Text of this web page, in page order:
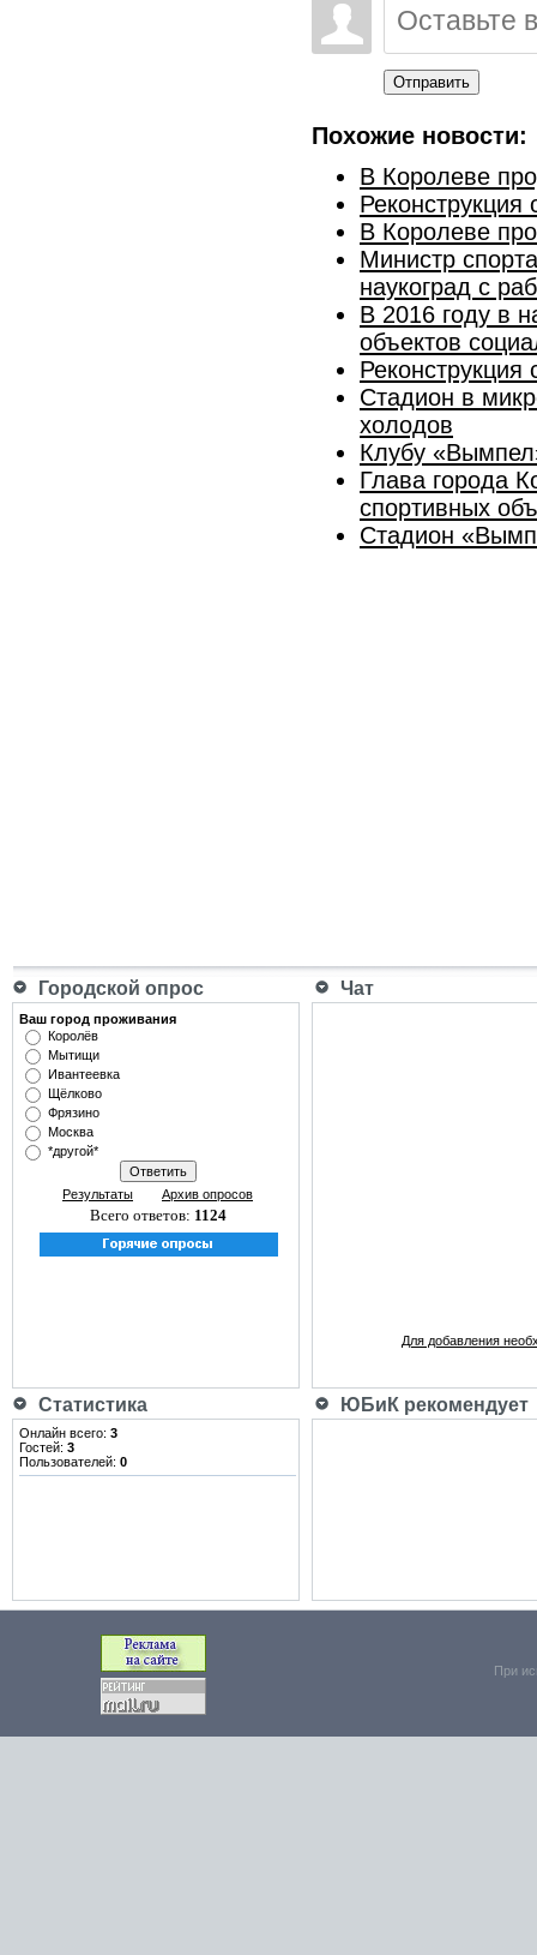
Отправить
Похожие новости:
​В Королеве
В Королеве
Министр
наукоград с
В 2016 году в
объектов
Стадион в
холодов
​Клубу
​Глава города
спортивных
Стадион
Городской опрос Чат
Ваш город проживания
Королёв
Мытищи
Ивантеевка
Щёлково
Фрязино
Москва
*другой*
Результаты Архив опросов
Всего ответов: 1124
Для добавления
Статистика ЮБиК рекомендует
Онлайн всего: 3
Гостей: 3
Пользователей: 0
При